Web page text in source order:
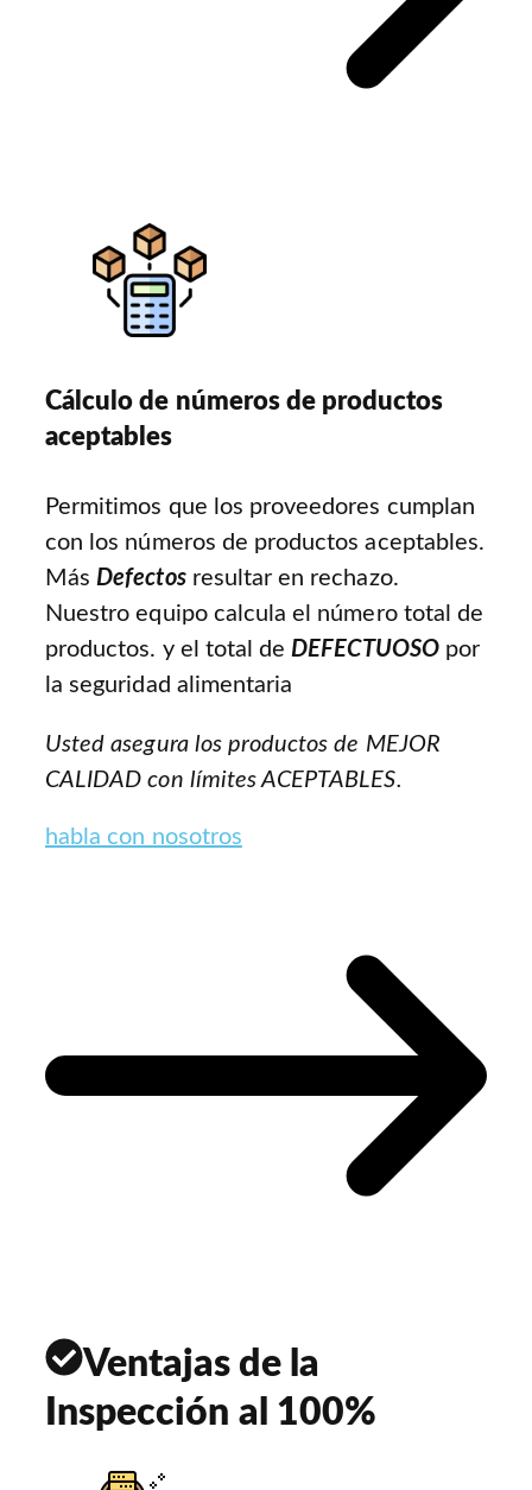
Cálculo de números de productos
aceptables
Permitimos que los proveedores cumplan
con los números de productos aceptables.
Más Defectosresultar en rechazo.
Nuestro equipo calcula el número total de
productos. y el total de DEFECTUOSOpor
la seguridad alimentaria
Usted asegura los productos de MEJOR
CALIDAD con límites ACEPTABLES.
habla con nosotros
Ventajas de la
Inspección al 100%